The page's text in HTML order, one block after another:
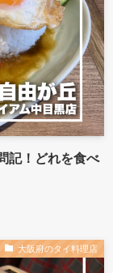
記！どれを食べ
大阪府のタイ料理店